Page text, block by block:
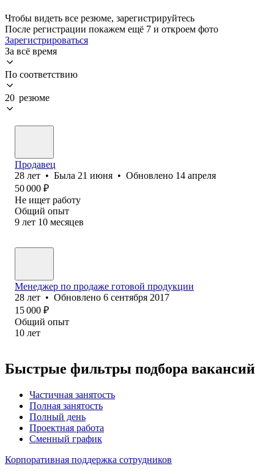
Чтобы видеть все резюме, зарегистрируйтесь
После регистрации покажем ещё 7 и откроем фото
Зарегистрироваться
За всё время
По соответствию
20 резюме
Продавец
28 лет • Была 21 июня • Обновлено 14 апреля
50 000 ₽
Не ищет работу
Общий опыт
9 лет 10 месяцев
Менеджер по продаже готовой продукции
28 лет • Обновлено 6 сентября 2017
15 000 ₽
Общий опыт
10 лет
Быстрые фильтры подбора вакансий
Частичная занятость
Полная занятость
Полный день
Проектная работа
Сменный график
Корпоративная поддержка сотрудников